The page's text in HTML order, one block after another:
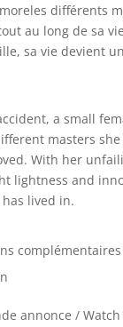
différents
au long de sa
sa vie devient
a small
masters she
With her
lightness and
lived in.
annonce /